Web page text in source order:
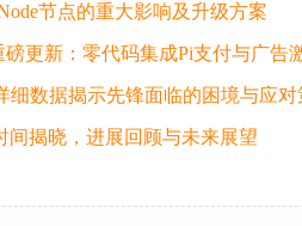
节点的重大影响及升级方案
磅更新：零代码集成Pi支付与广告
细数据揭示先锋面临的困境与应对
间揭晓，进展回顾与未来展望